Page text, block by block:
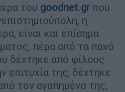
του goodnet.gr που
η
είναι και επίσημα
πέρα από τα πανό
δέχτηκε από φίλους
επιτυχία της, δέχτηκε
τον αγαπημένο της,